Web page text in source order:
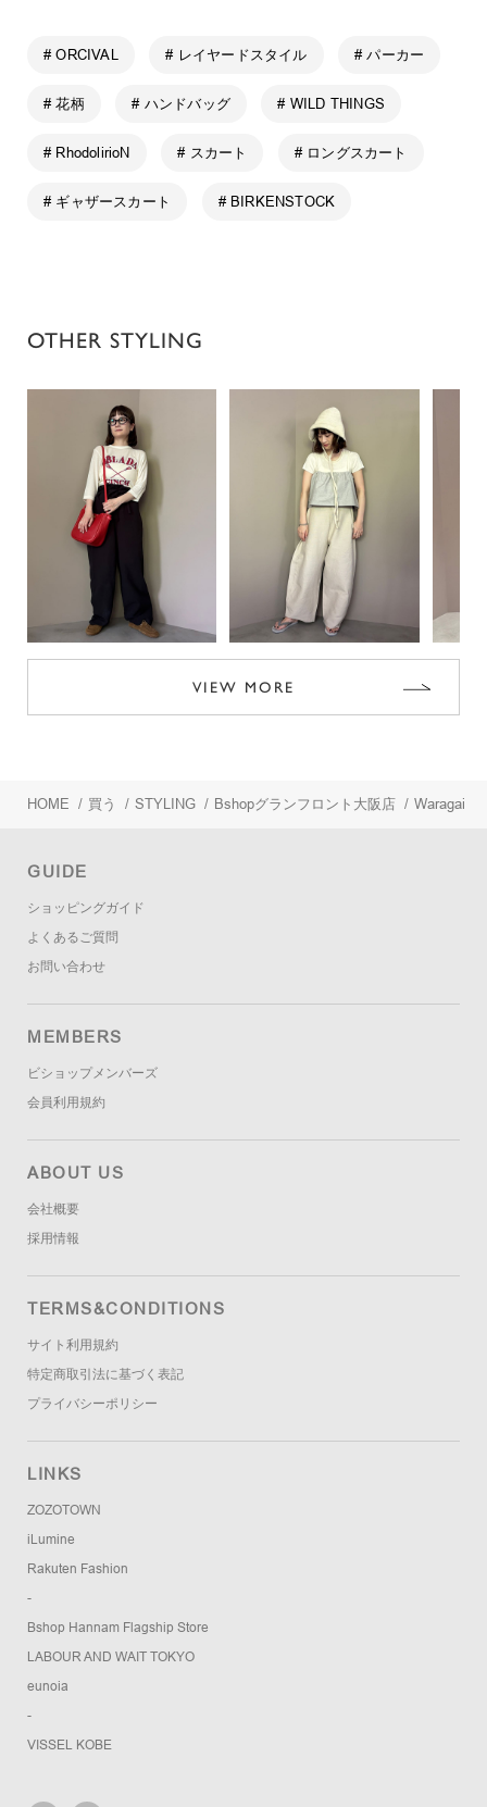
# ORCIVAL # レイヤードスタイル # パーカー
# 花柄 # ハンドバッグ # WILD THINGS
# RhodolirioN # スカート # ロングスカート
# ギャザースカート # BIRKENSTOCK
OTHER STYLING
VIEW MORE
HOME / 買う / STYLING / Bshopグランフロント大阪店 / Waragai
GUIDE
ショッピングガイド
よくあるご質問
お問い合わせ
MEMBERS
ビショップメンバーズ
会員利用規約
ABOUT US
会社概要
採用情報
TERMS&CONDITIONS
サイト利用規約
特定商取引法に基づく表記
プライバシーポリシー
LINKS
ZOZOTOWN
iLumine
Rakuten Fashion
-
Bshop Hannam Flagship Store
LABOUR AND WAIT TOKYO
eunoia
-
VISSEL KOBE